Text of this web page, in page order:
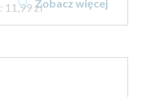
: 11,99 złZobacz więcej